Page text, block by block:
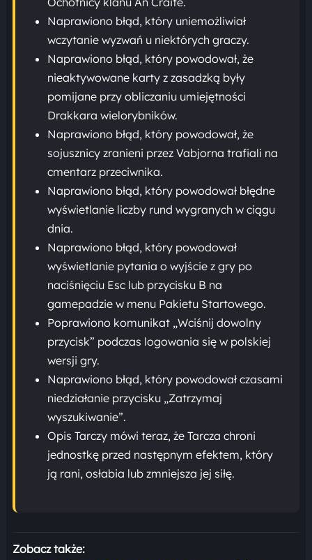
Naprawiono błąd, który uniemożliwiał
wczytanie wyzwań u niektórych graczy.
Naprawiono błąd, który powodował, że
nieaktywowane karty z zasadzką były
pomijane przy obliczaniu umiejętności
Drakkara wielorybników.
Naprawiono błąd, który powodował, że
sojusznicy zranieni przez Vabjorna trafiali na
cmentarz przeciwnika.
Naprawiono błąd, który powodował błędne
wyświetlanie liczby rund wygranych w ciągu
dnia.
Naprawiono błąd, który powodował
wyświetlanie pytania o wyjście z gry po
naciśnięciu Esc lub przycisku B na
gamepadzie w menu Pakietu Startowego.
Poprawiono komunikat „Wciśnij dowolny
przycisk” podczas logowania się w polskiej
wersji gry.
Naprawiono błąd, który powodował czasami
niedziałanie przycisku „Zatrzymaj
wyszukiwanie”.
Opis Tarczy mówi teraz, że Tarcza chroni
jednostkę przed następnym efektem, który
ją rani, osłabia lub zmniejsza jej siłę.
Zobacz także: